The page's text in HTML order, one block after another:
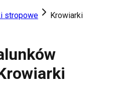
stropowe
Krowiarki